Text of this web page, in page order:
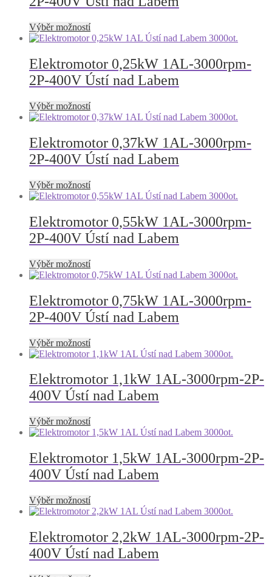
Možnosti
vybrat
na
produktu
Výběr možnostíTento
produkt
více
variant.
Možnosti
vybrat
na
stránce
produktu
Elektromotor 0,25kW 1AL-3000rpm-
2P-400V Ústí nad Labem
Výběr možnostíTento
produkt
více
variant.
Možnosti
vybrat
na
stránce
produktu
Elektromotor 0,37kW 1AL-3000rpm-
2P-400V Ústí nad Labem
Výběr možnostíTento
produkt
více
variant.
Možnosti
vybrat
na
stránce
produktu
Elektromotor 0,55kW 1AL-3000rpm-
2P-400V Ústí nad Labem
Výběr možnostíTento
produkt
více
variant.
Možnosti
vybrat
na
stránce
produktu
Elektromotor 0,75kW 1AL-3000rpm-
2P-400V Ústí nad Labem
Výběr možnostíTento
produkt
více
variant.
Možnosti
vybrat
na
produktu
Elektromotor 1,1kW 1AL-3000rpm-2P-
400V Ústí nad Labem
Výběr možnostíTento
produkt
více
variant.
Možnosti
vybrat
na
stránce
produktu
Elektromotor 1,5kW 1AL-3000rpm-2P-
400V Ústí nad Labem
Výběr možnostíTento
produkt
více
variant.
Možnosti
Elektromotor 2,2kW 1AL-3000rpm-2P-
400V Ústí nad Labem